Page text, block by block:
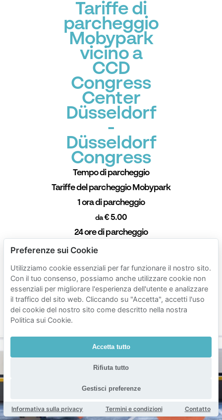
Tariffe di
parcheggio
Mobypark
vicino a
CCD
Congress
Center
Düsseldorf
-
Düsseldorf
Congress
Tempo di parcheggio
Tariffe del parcheggio Mobypark
1 ora di parcheggio
da€ 5.00
24 ore di parcheggio
da
da€ 38.00
1 mese di parcheggio
da€ 220.00
Preferenze sui Cookie
Utilizziamo cookie essenziali per far funzionare il nostro sito.
Con il tuo consenso, possiamo anche utilizzare cookie non
essenziali per migliorare l'esperienza dell'utente e analizzare
il traffico del sito web. Cliccando su "Accetta", accetti l'uso
dei cookie del nostro sito come descritto nella nostra
Politica sui Cookie.
Accetta tutto
Rifiuta tutto
Gestisci preferenze
Informativa sulla privacy Termini e condizioni Contatto